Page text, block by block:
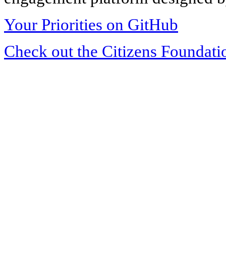
Your Priorities on GitHub
Check out the Citizens